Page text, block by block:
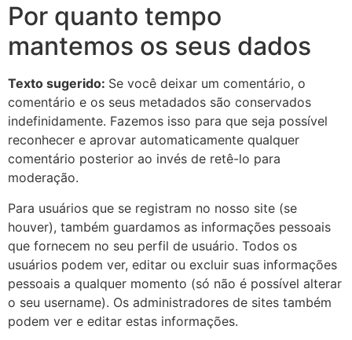
Por quanto tempo
mantemos os seus dados
Texto sugerido: Se você deixar um comentário, o
comentário e os seus metadados são conservados
indefinidamente. Fazemos isso para que seja possível
reconhecer e aprovar automaticamente qualquer
comentário posterior ao invés de retê-lo para
moderação.
Para usuários que se registram no nosso site (se
houver), também guardamos as informações pessoais
que fornecem no seu perfil de usuário. Todos os
usuários podem ver, editar ou excluir suas informações
pessoais a qualquer momento (só não é possível alterar
o seu username). Os administradores de sites também
podem ver e editar estas informações.